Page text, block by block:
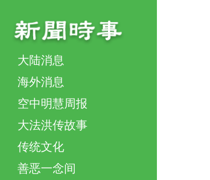
大陆消息
海外消息
空中明慧周报
大法洪传故事
传统文化
善恶一念间